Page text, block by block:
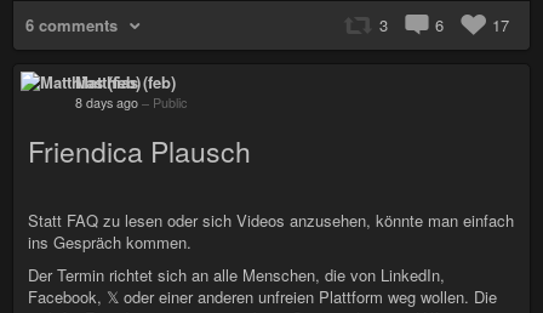
6 comments 3 6 17
Matthias (feb)
8 days ago – Public
Friendica Plausch
Statt FAQ zu lesen oder sich Videos anzusehen, könnte man einfach
ins Gespräch kommen.
Der Termin richtet sich an alle Menschen, die von LinkedIn,
Facebook, 𝕏 oder einer anderen unfreien Plattform weg wollen. Die